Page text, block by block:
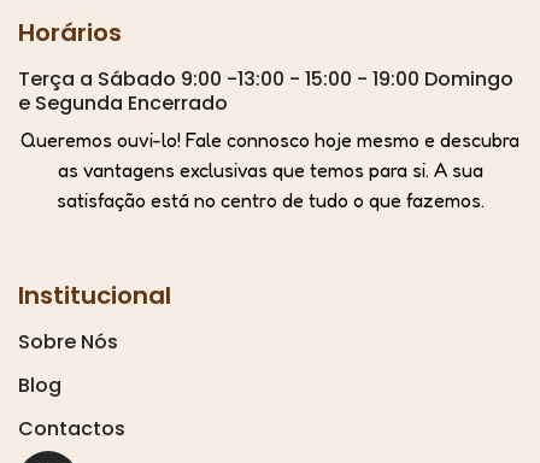
Horários
Terça a Sábado 9:00 -13:00 - 15:00 - 19:00 Domingo
e Segunda Encerrado
Queremos ouvi-lo! Fale connosco hoje mesmo e descubra
as vantagens exclusivas que temos para si. A sua
satisfação está no centro de tudo o que fazemos.
Institucional
Sobre Nós
Blog
Contactos